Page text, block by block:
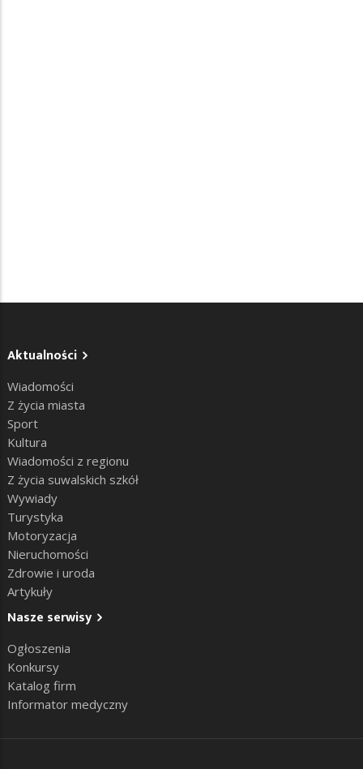
Aktualności
Wiadomości
Z życia miasta
Sport
Kultura
Wiadomości z regionu
Z życia suwalskich szkół
Wywiady
Turystyka
Motoryzacja
Nieruchomości
Zdrowie i uroda
Artykuły
Nasze serwisy
Ogłoszenia
Konkursy
Katalog firm
Informator medyczny